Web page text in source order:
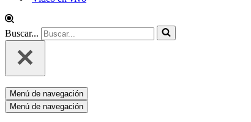
Buscar...
Menú de navegación
Menú de navegación